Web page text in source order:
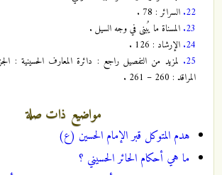
22. السرائر : 78 .
23. المسناة ما يُبنى في وجه السيل .
24. الإرشاد : 126 .
25. لمزيد من التفصيل راجع : دائرة المعارف الحسينية :
المراقد : 260 – 261 .
مواضيع ذات صلة
هدم المتوكل قبر الإمام الحسين (ع)
ما هي أحكام الحائر الحسيني ؟